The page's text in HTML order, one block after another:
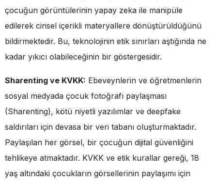
çocuğun görüntülerinin yapay zeka ile manipüle
edilerek cinsel içerikli materyallere dönüştürüldüğünü
bildirmektedir. Bu, teknolojinin etik sınırları aştığında ne
kadar yıkıcı olabileceğinin bir göstergesidir.
Sharenting ve KVKK: Ebeveynlerin ve öğretmenlerin
sosyal medyada çocuk fotoğrafı paylaşması
(Sharenting), kötü niyetli yazılımlar ve deepfake
saldırıları için devasa bir veri tabanı oluşturmaktadır.
Paylaşılan her görsel, bir çocuğun dijital güvenliğini
tehlikeye atmaktadır. KVKK ve etik kurallar gereği, 18
yaş altındaki çocukların görsellerinin paylaşımı için